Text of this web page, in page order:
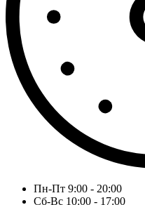
Пн-Пт 9:00 - 20:00
Сб-Вс 10:00 - 17:00